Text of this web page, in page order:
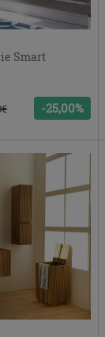
Smart
-25,00%